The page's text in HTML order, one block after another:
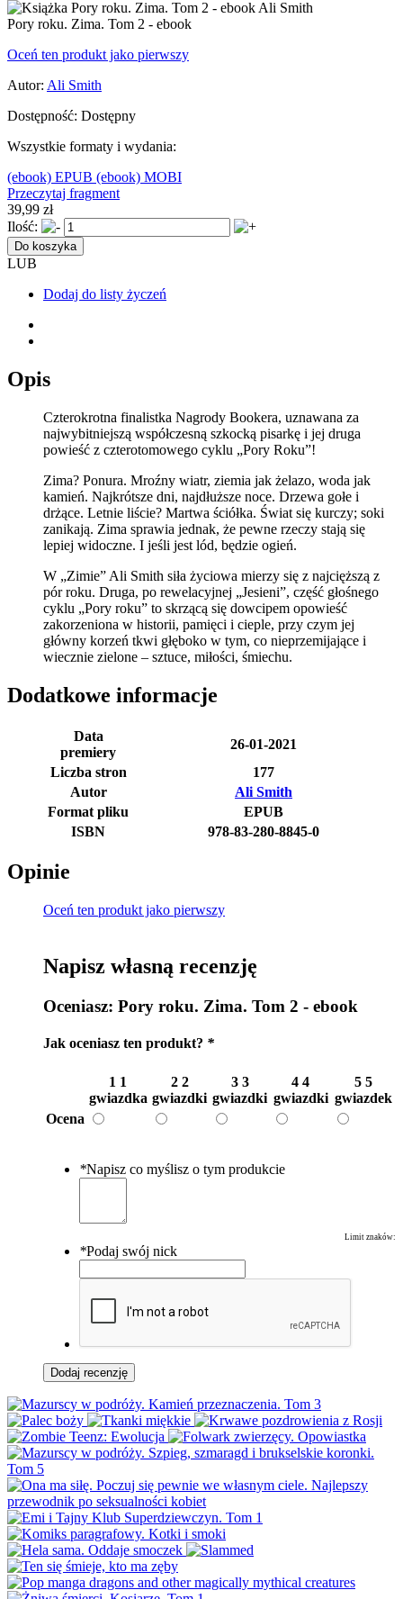
Pory roku. Zima. Tom 2 - ebook
Oceń ten produkt jako pierwszy
Autor: Ali Smith
Dostępność: Dostępny
Wszystkie formaty i wydania:
(ebook) EPUB (ebook) MOBI
Przeczytaj fragment
39,99 zł
Ilość:
Do koszyka
LUB
Dodaj do listy życzeń
Opis
Czterokrotna finalistka Nagrody Bookera, uznawana za
najwybitniejszą współczesną szkocką pisarkę i jej druga
powieść z czterotomowego cyklu „Pory Roku”!
Zima? Ponura. Mroźny wiatr, ziemia jak żelazo, woda jak
kamień. Najkrótsze dni, najdłuższe noce. Drzewa gołe i
drżące. Letnie liście? Martwa ściółka. Świat się kurczy; soki
zanikają. Zima sprawia jednak, że pewne rzeczy stają się
lepiej widoczne. I jeśli jest lód, będzie ogień.
W „Zimie” Ali Smith siła życiowa mierzy się z najcięższą z
pór roku. Druga, po rewelacyjnej „Jesieni”, część głośnego
cyklu „Pory roku” to skrzącą się dowcipem opowieść
zakorzeniona w historii, pamięci i cieple, przy czym jej
główny korzeń tkwi głęboko w tym, co nieprzemijające i
wiecznie zielone – sztuce, miłości, śmiechu.
Dodatkowe informacje
Data
premiery
26-01-2021
Liczba stron
177
Autor
Ali Smith
Format pliku
EPUB
ISBN
978-83-280-8845-0
Opinie
Oceń ten produkt jako pierwszy
Napisz własną recenzję
Oceniasz: Pory roku. Zima. Tom 2 - ebook
Jak oceniasz ten produkt? *
1 1
gwiazdka
2 2
gwiazdki
3 3
gwiazdki
4 4
gwiazdki
5 5
gwiazdek
Ocena
*Napisz co myślisz o tym produkcie
Limit znaków:
*Podaj swój nick
Dodaj recenzję